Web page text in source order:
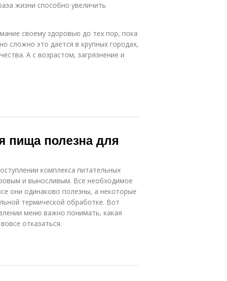
жизни способно увеличить
своему здоровью до тех пор, пока
сложно это дается в крупных городах,
А с возрастом, загрязнение и
пища полезна для
комплекса питательных
и выносливым. Все необходимое
они одинаково полезны, а некоторые
термической обработке. Вот
меню важно понимать, какая
отказаться.